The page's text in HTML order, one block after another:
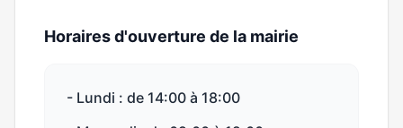
Horaires d'ouverture de la mairie
- Lundi : de 14:00 à 18:00